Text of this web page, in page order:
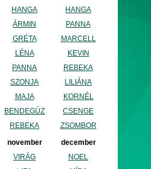
HANGA
ÁRMIN
GRÉTA
LÉNA
PANNA
SZONJA
MAJA
BENDEGÚZ
REBEKA
HANGA
PANNA
MARCELL
KEVIN
REBEKA
LILIÁNA
KORNÉL
CSENGE
ZSOMBOR
november
VIRÁG
december
NOEL